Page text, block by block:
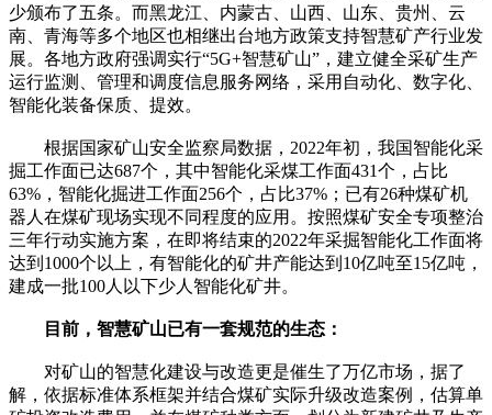
少颁布了五条。而黑龙江、内蒙古、山西、山东、贵州、云
南、青海等多个地区也相继出台地方政策支持智慧矿产行业发
展。各地方政府强调实行“5G+智慧矿山”，建立健全采矿生产
运行监测、管理和调度信息服务网络，采用自动化、数字化、
智能化装备保质、提效。
根据国家矿山安全监察局数据，2022年初，我国智能化采
掘工作面已达687个，其中智能化采煤工作面431个，占比
63%，智能化掘进工作面256个，占比37%；已有26种煤矿机
器人在煤矿现场实现不同程度的应用。按照煤矿安全专项整治
三年行动实施方案，在即将结束的2022年采掘智能化工作面将
达到1000个以上，有智能化的矿井产能达到10亿吨至15亿吨，
建成一批100人以下少人智能化矿井。
目前，智慧矿山已有一套规范的生态：
对矿山的智慧化建设与改造更是催生了万亿市场，据了
解，依据标准体系框架并结合煤矿实际升级改造案例，估算单